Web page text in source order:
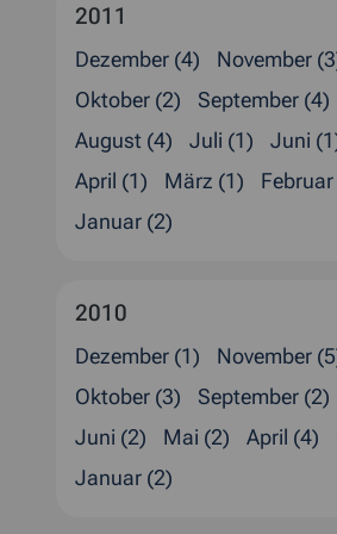
2011
Dezember (4)
November
Oktober (2)
September (4)
August (4)
Juli (1) Juni
April (1)
März (1)
Januar (2)
2010
Dezember (1)
November
Oktober (3)
September (2)
Juni (2)
Mai (2) April (4)
Januar (2)